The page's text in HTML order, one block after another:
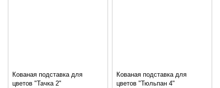
Кованая подставка для
цветов "Тачка 2"
Кованая подставка для
цветов "Тюльпан 4"